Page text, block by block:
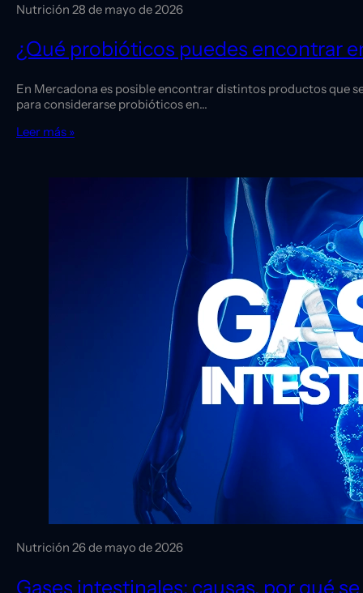
Nutrición 28 de mayo de 2026
¿Qué probióticos puedes encontrar
En Mercadona es posible encontrar distintos productos que
para considerarse probióticos en…
Leer más »
Nutrición 26 de mayo de 2026
Gases intestinales: causas, por qué